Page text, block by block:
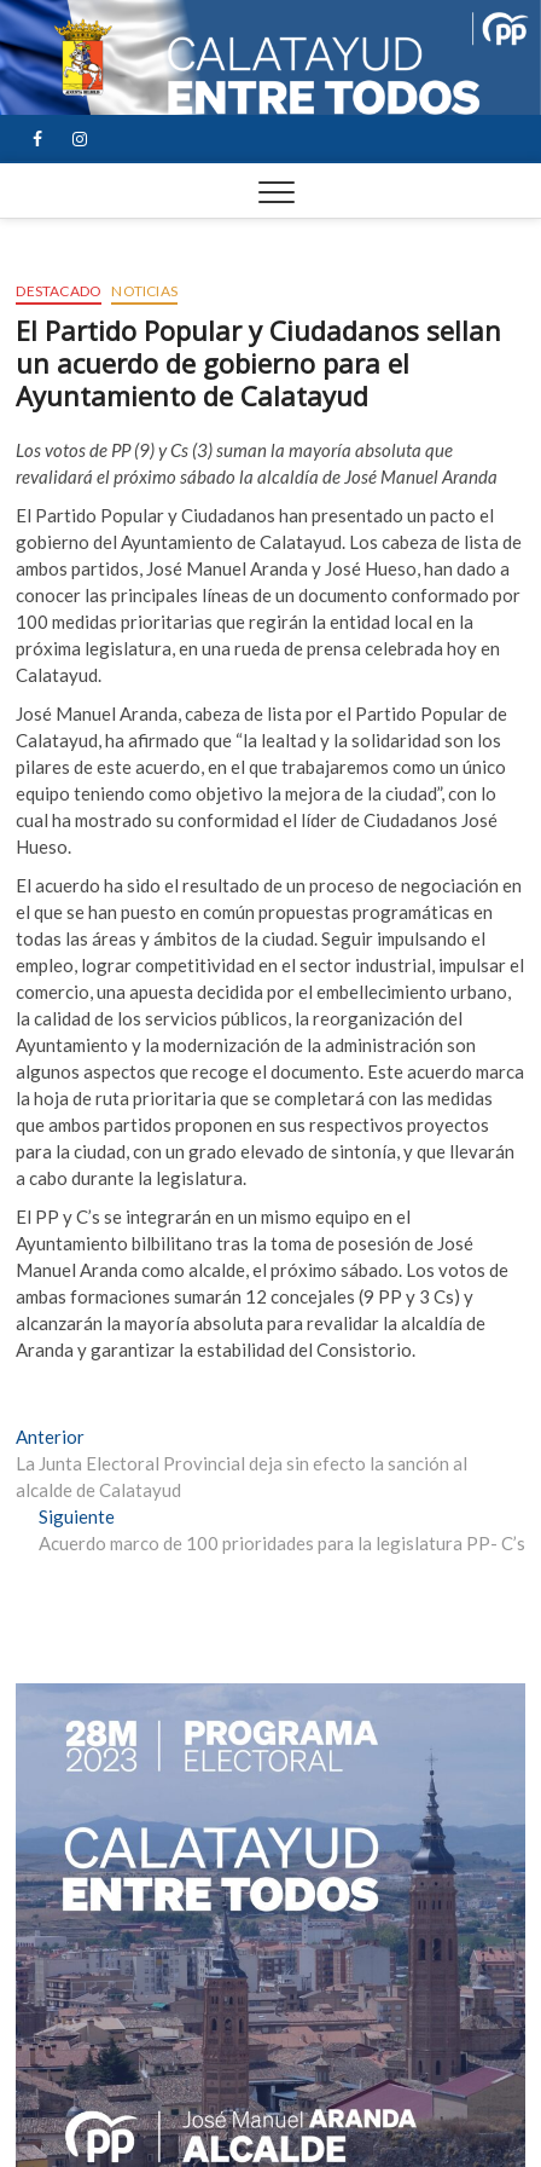
FACEBOOK
YOUTUBE
INSTAGRAM
DESTACADO NOTICIAS
El Partido Popular y Ciudadanos sellan
un acuerdo de gobierno para el
Ayuntamiento de Calatayud
Los votos de PP (9) y Cs (3) suman la mayoría absoluta que
revalidará el próximo sábado la alcaldía de José Manuel Aranda
El Partido Popular y Ciudadanos han presentado un pacto el
gobierno del Ayuntamiento de Calatayud. Los cabeza de lista de
ambos partidos, José Manuel Aranda y José Hueso, han dado a
conocer las principales líneas de un documento conformado por
100 medidas prioritarias que regirán la entidad local en la
próxima legislatura, en una rueda de prensa celebrada hoy en
Calatayud.
José Manuel Aranda, cabeza de lista por el Partido Popular de
Calatayud, ha afirmado que “la lealtad y la solidaridad son los
pilares de este acuerdo, en el que trabajaremos como un único
equipo teniendo como objetivo la mejora de la ciudad”, con lo
cual ha mostrado su conformidad el líder de Ciudadanos José
Hueso.
El acuerdo ha sido el resultado de un proceso de negociación en
el que se han puesto en común propuestas programáticas en
todas las áreas y ámbitos de la ciudad. Seguir impulsando el
empleo, lograr competitividad en el sector industrial, impulsar el
comercio, una apuesta decidida por el embellecimiento urbano,
la calidad de los servicios públicos, la reorganización del
Ayuntamiento y la modernización de la administración son
algunos aspectos que recoge el documento. Este acuerdo marca
la hoja de ruta prioritaria que se completará con las medidas
que ambos partidos proponen en sus respectivos proyectos
para la ciudad, con un grado elevado de sintonía, y que llevarán
a cabo durante la legislatura.
El PP y C’s se integrarán en un mismo equipo en el
Ayuntamiento bilbilitano tras la toma de posesión de José
Manuel Aranda como alcalde, el próximo sábado. Los votos de
ambas formaciones sumarán 12 concejales (9 PP y 3 Cs) y
alcanzarán la mayoría absoluta para revalidar la alcaldía de
Aranda y garantizar la estabilidad del Consistorio.
Navegación
de
entradas
AnteriorEntrada
anterior:
La Junta Electoral Provincial deja sin efecto la sanción al
alcalde de Calatayud
SiguienteEntrada
siguiente:
Acuerdo marco de 100 prioridades para la legislatura PP- C’s